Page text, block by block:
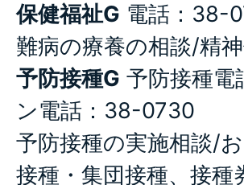
保健福祉G 電話：38-
難病の療養の相談/精
予防接種G 予防接種
ン電話：38-0730
予防接種の実施相談/
接種・集団接種、接